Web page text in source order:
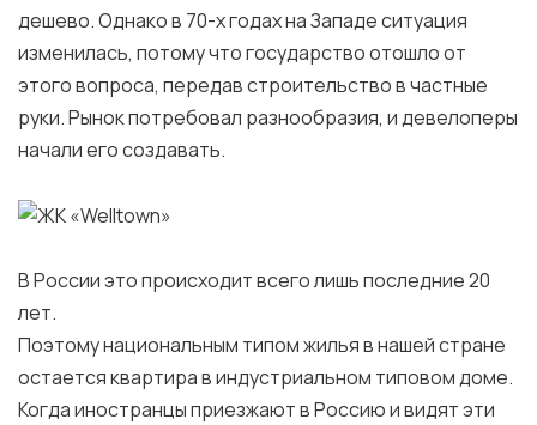
дешево. Однако в 70-х годах на Западе ситуация
изменилась, потому что государство отошло от
этого вопроса, передав строительство в частные
руки. Рынок потребовал разнообразия, и девелоперы
начали его создавать.
В России это происходит всего лишь последние 20
лет.
Поэтому национальным типом жилья в нашей стране
остается квартира в индустриальном типовом доме.
Когда иностранцы приезжают в Россию и видят эти